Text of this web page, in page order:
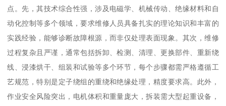
点。先，其技术综合性强，涉及电磁学、机械传动、绝缘材料和自
动化控制等多个领域，要求维修人员具备扎实的理论知识和丰富的
实践经验，能够诊断故障根源，而非仅处理表面现象。其次，维修
过程复杂且严谨，通常包括拆卸、检测、清理、更换部件、重新绕
线、浸漆烘干、组装和试验等多个环节，每个步骤都需严格遵循工
艺规范，特别是定子绕组的重绕和绝缘处理，精度要求高。此外，
作业安全风险突出，电机体积和重量庞大，拆装需大型起重设备，